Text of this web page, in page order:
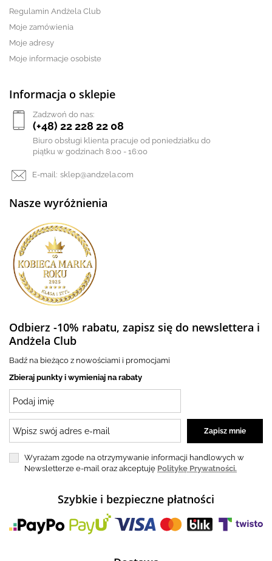
Regulamin Andżela Club
Moje zamówienia
Moje adresy
Moje informacje osobiste
Informacja o sklepie
Zadzwoń do nas:
(+48) 22 228 22 08
Biuro obsługi klienta pracuje od poniedziałku do
piątku w godzinach 8:00 - 16:00
E-mail: sklep@andzela.com
Nasze wyróżnienia
Odbierz -10% rabatu, zapisz się do newslettera i
Andżela Club
Badź na bieżąco z nowościami i promocjami
Zbieraj punkty i wymieniaj na rabaty
Wyrażam zgode na otrzymywanie informacji handlowych w
Newsletterze e-mail oraz akceptuję Politykę Prywatności.
Szybkie i bezpieczne płatności